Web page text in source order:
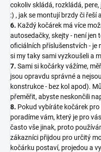
cokoliv skládá, rozkládá,
:) , jak se montují brzdy či řeší
6. Každý kočárek má více
autosedačky, skejty - není jen
oficiálních příslušenstvích - je
si my taky sami vyzkoušeli a
7. Sami si kočárky vážíme,
jsou opravdu správné a
konstrukce - bez kol apod).
přeměřit, abyste neskončili
8. Pokud vybíráte kočárek
poradíme vám, který je pro
často vše jinak, proto
zákazníci přijdou pro určitý
kočárku postaví, projedou a